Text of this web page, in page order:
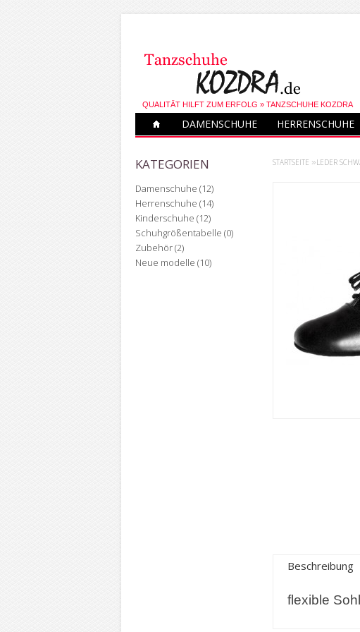
QUALITÄT HILFT ZUM ERFOLG » TANZSCHUHE KOZDRA
DAMENSCHUHE HERRENSCHUHE
KATEGORIEN
Damenschuhe (12)
Herrenschuhe (14)
Kinderschuhe (12)
Schuhgrößentabelle (0)
Zubehör (2)
Neue modelle (10)
STARTSEITE »LEDER
Beschreibung
flexible